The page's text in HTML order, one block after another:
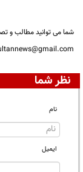
شما می توانید مطالب و
نظر شما
نام
ایمیل